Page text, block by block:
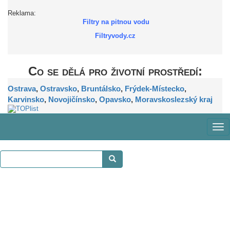
Reklama:
Filtry na pitnou vodu
Filtryvody.cz
Co se dělá pro životní prostředí:
Ostrava, Ostravsko, Bruntálsko, Frýdek-Místecko,
Karvinsko, Novojičínsko, Opavsko, Moravskoslezský kraj